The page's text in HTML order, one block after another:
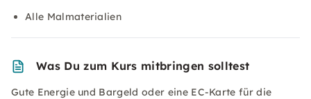
Alle Malmaterialien
Was Du zum Kurs mitbringen solltest
Gute Energie und Bargeld oder eine EC-Karte für die